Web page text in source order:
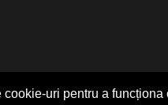
cookie-uri pentru a